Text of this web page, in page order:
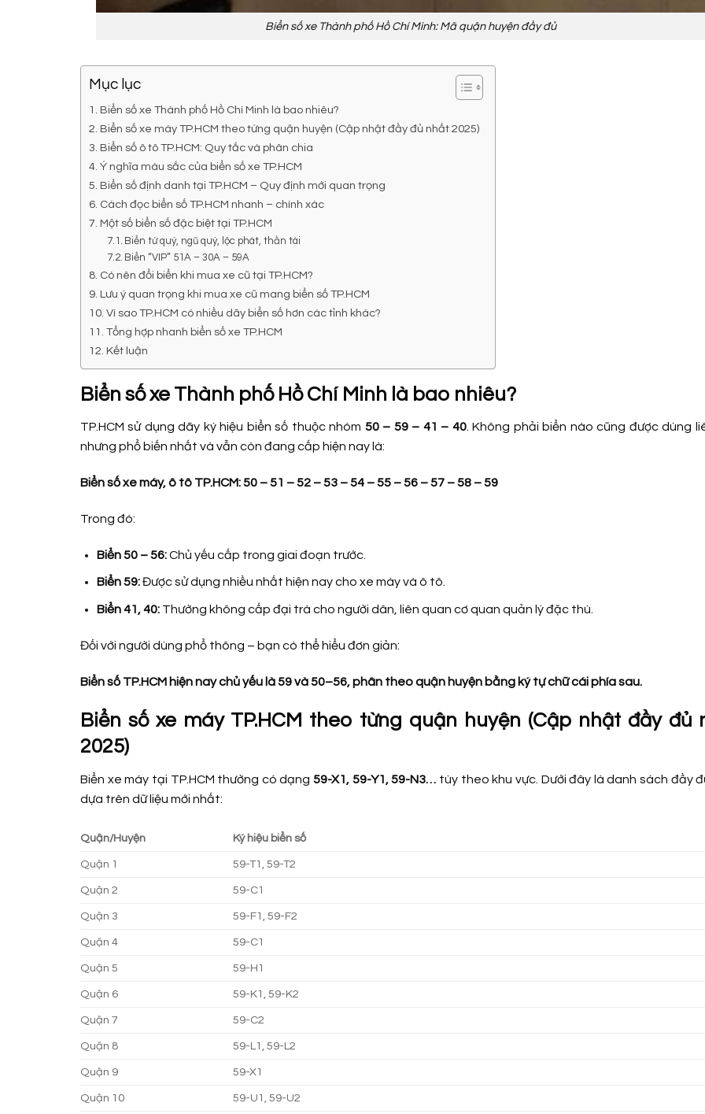
Biển số xe Thành phố Hồ Chí Minh: Mã quận huyện đầy đủ
Mục lục
Biển số xe Thành phố Hồ Chí Minh là bao nhiêu?
Biển số xe máy TP.HCM theo từng quận huyện (Cập nhật đầy đủ nhất 2025)
Biển số ô tô TP.HCM: Quy tắc và phân chia
Ý nghĩa màu sắc của biển số xe TP.HCM
Biển số định danh tại TP.HCM – Quy định mới quan trọng
Cách đọc biển số TP.HCM nhanh – chính xác
Một số biển số đặc biệt tại TP.HCM
Biển tứ quý, ngũ quý, lộc phát, thần tài
Biển “VIP” 51A – 30A – 59A
Có nên đổi biển khi mua xe cũ tại TP.HCM?
Lưu ý quan trọng khi mua xe cũ mang biển số TP.HCM
Vì sao TP.HCM có nhiều dãy biển số hơn các tỉnh khác?
Tổng hợp nhanh biển số xe TP.HCM
Kết luận
Biển số xe Thành phố Hồ Chí Minh là bao nhiêu?
TP.HCM sử dụng dãy ký hiệu biển số thuộc nhóm 50 – 59 – 41 – 40. Không phải biển nào cũng được dùng
nhưng phổ biến nhất và vẫn còn đang cấp hiện nay là:
Biển số xe máy, ô tô TP.HCM: 50 – 51 – 52 – 53 – 54 – 55 – 56 – 57 – 58 – 59
Trong đó:
Biển 50 – 56:Chủ yếu cấp trong giai đoạn trước.
Biển 59:Được sử dụng nhiều nhất hiện nay cho xe máy và ô tô.
Biển 41, 40:Thường không cấp đại trà cho người dân, liên quan cơ quan quản lý đặc thù.
Đối với người dùng phổ thông – bạn có thể hiểu đơn giản:
Biển số TP.HCM hiện nay chủ yếu là 59 và 50–56, phân theo quận huyện bằng ký tự chữ cái phía sau.
Biển số xe máy TP.HCM theo từng quận huyện (Cập nhật đầy đủ
2025)
Biển xe máy tại TP.HCM thường có dạng59-X1, 59-Y1, 59-N3… tùy theo khu vực. Dưới đây là danh sách đầy
dựa trên dữ liệu mới nhất:
Quận/Huyện Ký hiệu biển số
Quận 1 59-T1, 59-T2
Quận 2 59-C1
Quận 3 59-F1, 59-F2
Quận 4 59-C1
Quận 5 59-H1
Quận 6 59-K1, 59-K2
Quận 7 59-C2
Quận 8 59-L1, 59-L2
Quận 9 59-X1
Quận 10 59-U1, 59-U2